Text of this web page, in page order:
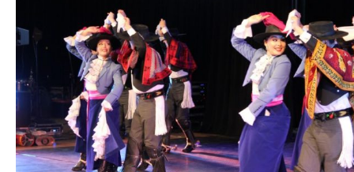
AUDIOS
VIDEOS
GALERIA DE FOTOS
APP MÓVIL